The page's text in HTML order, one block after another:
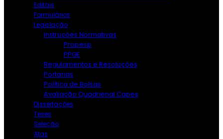
Editais
Formulários
Legislação
Instruções Normativas
Propesp
PPGE
Regulamentos e Resoluções
Portarias
Política de Bolsas
Avaliação Quadrienal Capes
Dissertações
Teses
Seleção
Atas